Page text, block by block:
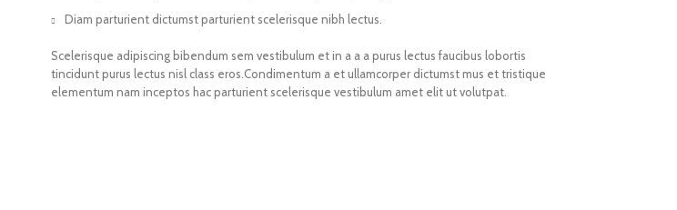
Diam parturient dictumst parturient scelerisque nibh lectus.
Scelerisque adipiscing bibendum sem vestibulum et in a a a purus lectus faucibus lobortis
tincidunt purus lectus nisl class eros.Condimentum a et ullamcorper dictumst mus et tristique
elementum nam inceptos hac parturient scelerisque vestibulum amet elit ut volutpat.